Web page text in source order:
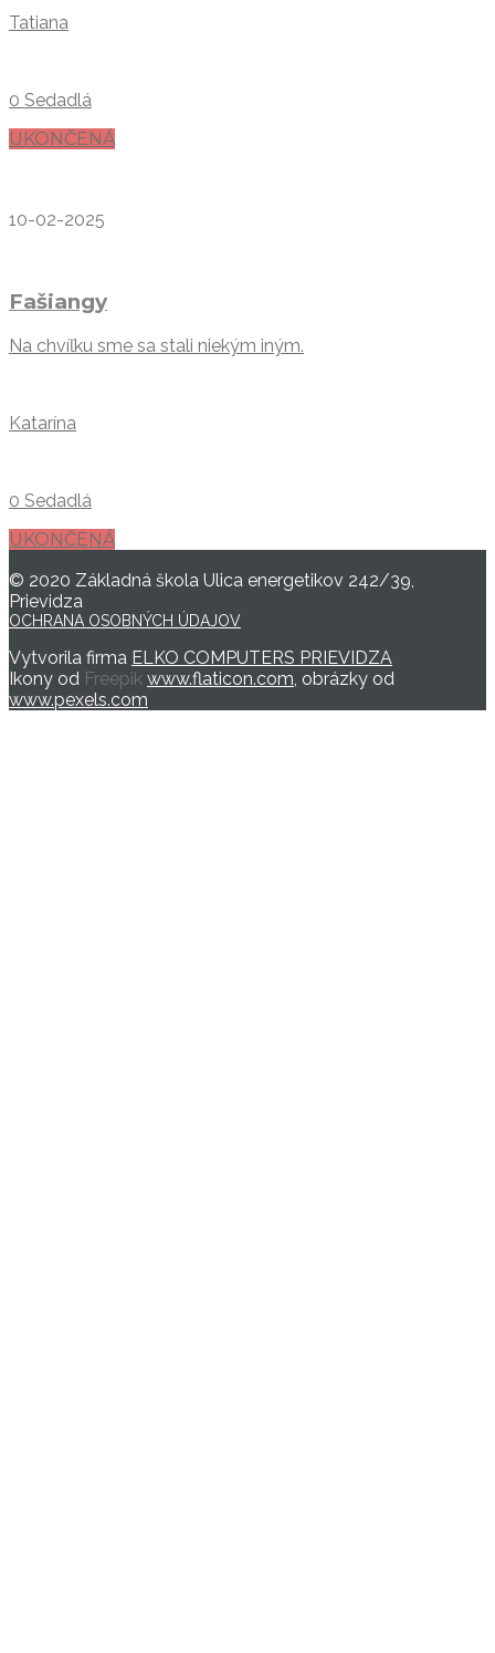
Tatiana
0 Sedadlá
UKONČENÁ
10-02-2025
Fašiangy
Na chvíľku sme sa stali niekým iným.
Katarína
0 Sedadlá
UKONČENÁ
© 2020 Základná škola Ulica energetikov 242/39,
Prievidza
OCHRANA OSOBNÝCH ÚDAJOV
Vytvorila firma ELKO COMPUTERS PRIEVIDZA
Ikony od Freepik www.flaticon.com, obrázky od
www.pexels.com